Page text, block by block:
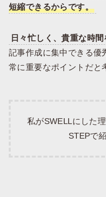
短縮できるからです。
日々忙しく、貴重な時
記事作成に集中できる優
常に重要なポイントだと
私がSWELLにした
STEPで